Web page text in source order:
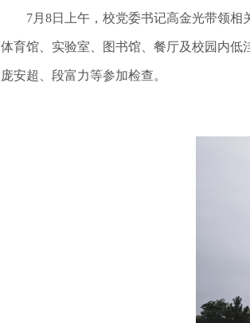
7月8日上午，校党委书记高金光带领相
体育馆、实验室、图书馆、餐厅及校园内
庞安超、段富力等参加检查。